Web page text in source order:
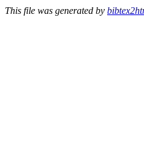
This file was generated by